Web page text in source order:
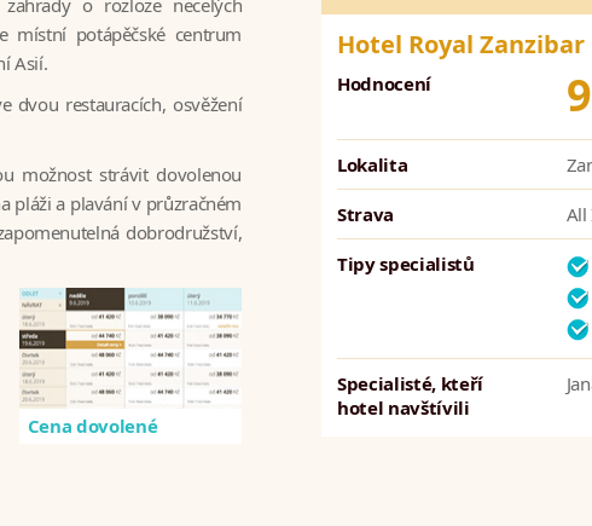
Hotel Royal
Hodnocení
Lokalita
Strava
Tipy specialistů
Specialisté, kteří
hotel navštívili
o rozloze necelých
místní potápěčské centrum
Asií.
dvou restauracích, osvěžení
možnost strávit dovolenou
pláži a plavání v průzračném
dobrodružství,
Cena dovolené